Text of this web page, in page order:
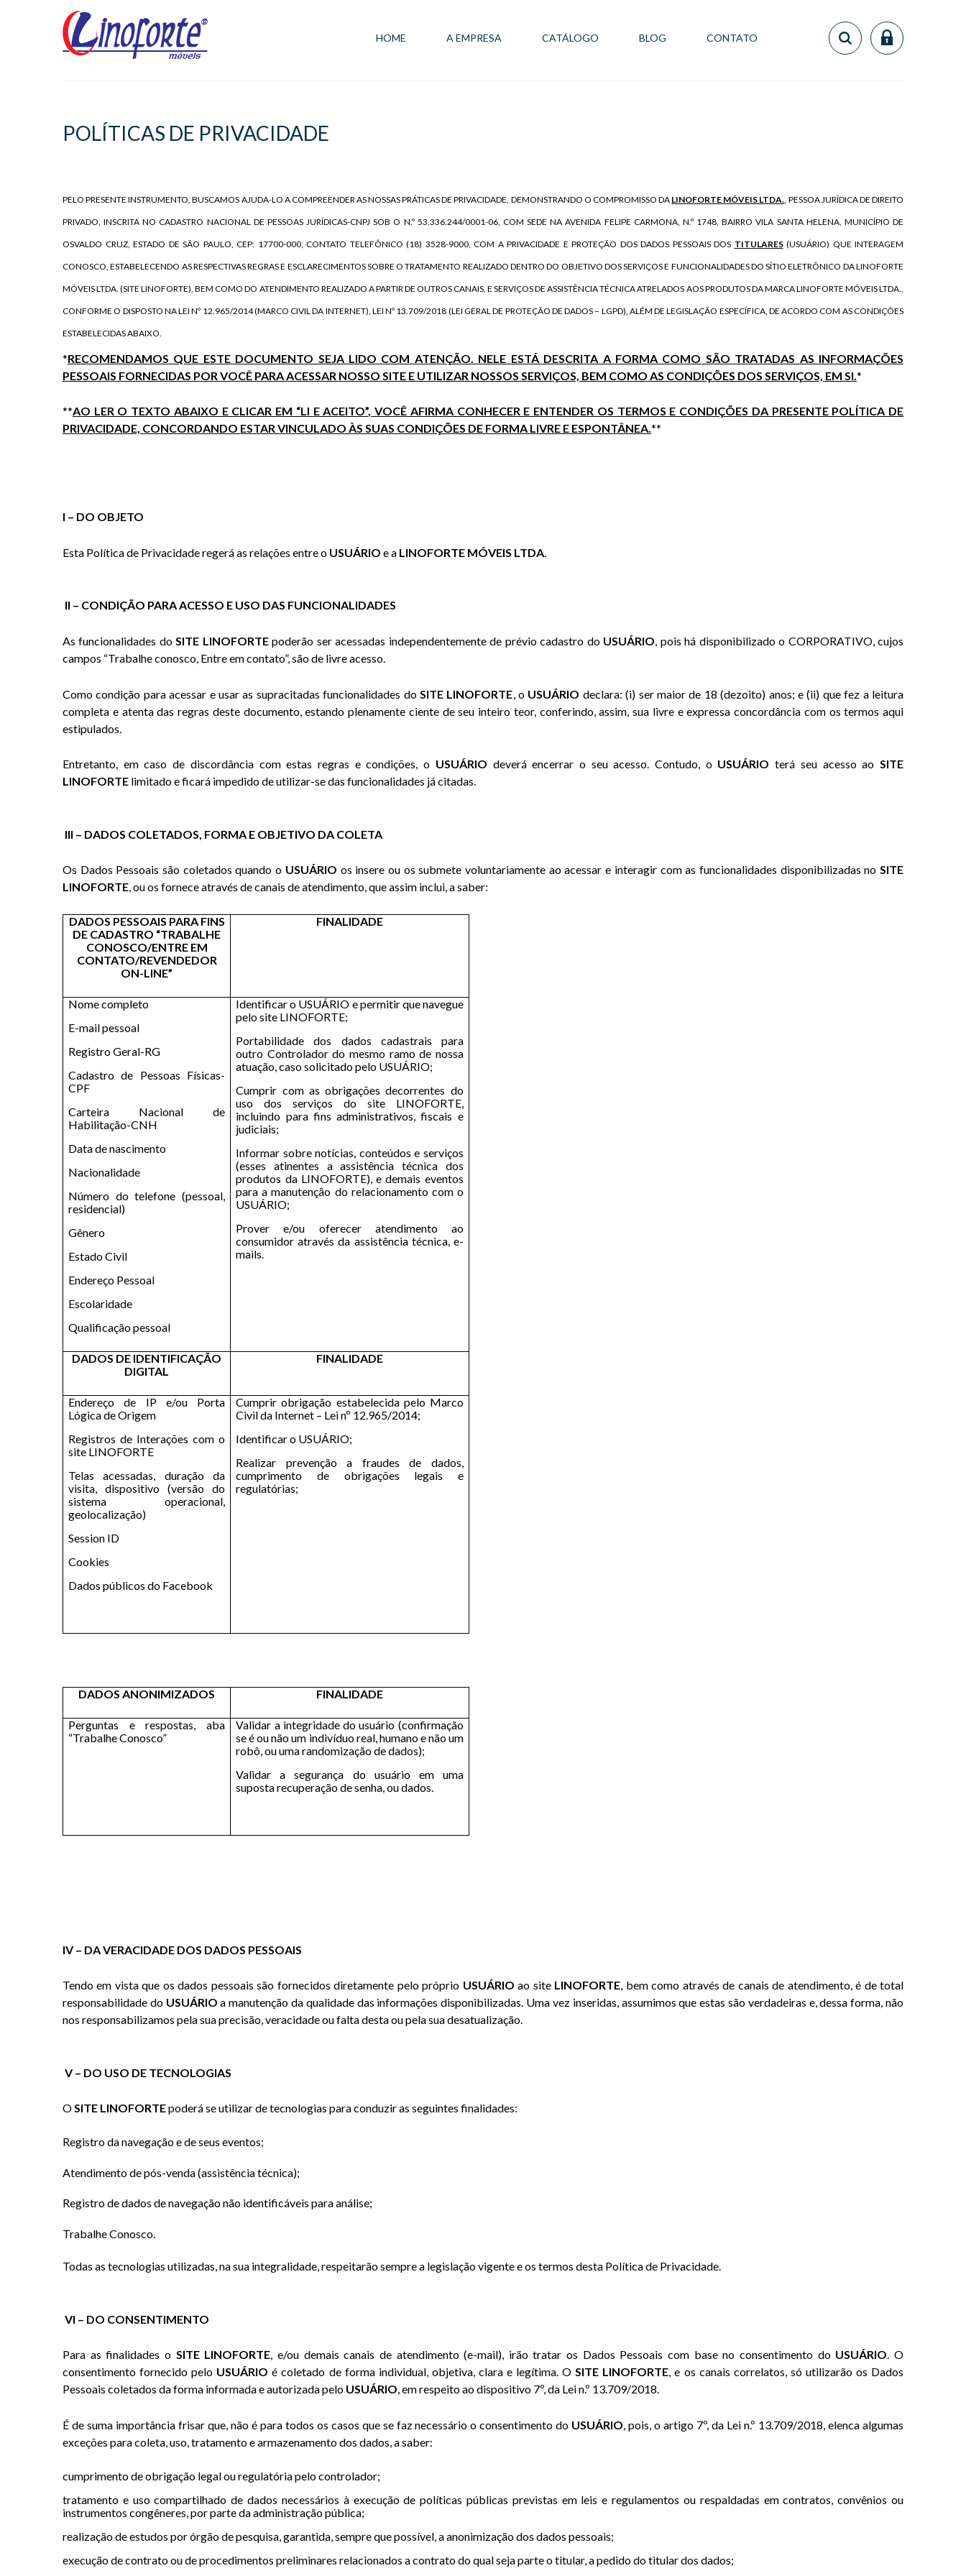
HOME A EMPRESA CATÁLOGO BLOG CONTATO
POLÍTICAS DE PRIVACIDADE
PELO PRESENTE INSTRUMENTO, BUSCAMOS AJUDA-LO A COMPREENDER AS NOSSAS PRÁTICAS DE PRIVACIDADE, DEMONSTRANDO O COMPROMISSO DA LINOFORTE MÓVEIS LTDA., PESSOA JURÍDICA DE DIREITO
PRIVADO, INSCRITA NO CADASTRO NACIONAL DE PESSOAS JURÍDICAS-CNPJ SOB O N.º 53.336.244/0001-06, COM SEDE NA AVENIDA FELIPE CARMONA, N.º 1748, BAIRRO VILA SANTA HELENA, MUNICÍPIO DE
OSVALDO CRUZ, ESTADO DE SÃO PAULO, CEP: 17700-000, CONTATO TELEFÔNICO (18) 3528-9000, COM A PRIVACIDADE E PROTEÇÃO DOS DADOS PESSOAISDOS TITULARES(USUÁRIO) QUE INTERAGEM
CONOSCO, ESTABELECENDO AS RESPECTIVAS REGRAS E ESCLARECIMENTOS SOBRE O TRATAMENTO REALIZADO DENTRO DO OBJETIVO DOS SERVIÇOS E FUNCIONALIDADES DOSÍTIO ELETRÔNICO DA LINOFORTE
MÓVEIS LTDA. (SITE LINOFORTE), BEM COMO DO ATENDIMENTO REALIZADO A PARTIR DE OUTROS CANAIS, E SERVIÇOS DE ASSISTÊNCIA TÉCNICA ATRELADOS AOS PRODUTOS DA MARCA LINOFORTE MÓVEIS LTDA.,
CONFORME O DISPOSTO NA LEI Nº 12.965/2014 (MARCO CIVIL DA INTERNET), LEI Nº 13.709/2018 (LEI GERAL DE PROTEÇÃO DE DADOS – LGPD), ALÉM DE LEGISLAÇÃO ESPECÍFICA, DE ACORDO COM AS CONDIÇÕES
ESTABELECIDAS ABAIXO.
*RECOMENDAMOS QUE ESTE DOCUMENTO SEJA LIDO COM ATENÇÃO. NELE ESTÁ DESCRITA A FORMA COMO SÃO TRATADAS AS INFORMAÇÕES
PESSOAIS FORNECIDAS POR VOCÊ PARA ACESSAR NOSSO SITE E UTILIZAR NOSSOS SERVIÇOS, BEM COMO AS CONDIÇÕES DOS SERVIÇOS, EM SI. *
**AO LER O TEXTO ABAIXO E CLICAR EM “LI E ACEITO”, VOCÊ AFIRMA CONHECER E ENTENDER OS TERMOS E CONDIÇÕES DA PRESENTE POLÍTICA DE
PRIVACIDADE, CONCORDANDO ESTAR VINCULADO ÀS SUAS CONDIÇÕES DE FORMA LIVRE E ESPONTÂNEA.**
I – DO OBJETO
Esta Política de Privacidade regerá as relações entre o USUÁRIO e a LINOFORTE MÓVEIS LTDA.
II – CONDIÇÃO PARA ACESSO E USO DAS FUNCIONALIDADES
As funcionalidades doSITE LINOFORTEpoderão ser acessadas independentemente de prévio cadastro do USUÁRIO, pois há disponibilizado o CORPORATIVO, cujos
campos “Trabalhe conosco, Entre em contato”, são de livre acesso.
Como condição para acessar e usar as supracitadas funcionalidades do SITE LINOFORTE , o USUÁRIO declara: (i) ser maior de 18 (dezoito) anos; e (ii) que fez a leitura
completa e atenta das regras deste documento, estando plenamente ciente de seu inteiro teor, conferindo, assim, sua livre e expressa concordância com os termos aqui
estipulados.
Entretanto, em caso de discordância com estas regras e condições, o USUÁRIO deverá encerrar o seu acesso. Contudo, o USUÁRIO terá seu acesso aoSITE
LINOFORTE limitado e ficará impedido de utilizar-se das funcionalidades já citadas.
III – DADOS COLETADOS, FORMA E OBJETIVO DA COLETA
Os Dados Pessoais são coletados quando o USUÁRIO os insere ou os submete voluntariamente ao acessar e interagir com as funcionalidades disponibilizadas noSITE
LINOFORTE, ou os fornece através de canais de atendimento, que assim inclui, a saber:
DADOS PESSOAIS PARA FINS
DE CADASTRO “TRABALHE
CONOSCO/ENTRE EM
CONTATO/REVENDEDOR
ON-LINE”
FINALIDADE
Nome completo
E-mail pessoal
Registro Geral-RG
Cadastro de Pessoas Físicas-
CPF
Carteira Nacional de
Habilitação-CNH
Data de nascimento
Nacionalidade
Número do telefone (pessoal,
residencial)
Gênero
Estado Civil
Endereço Pessoal
Escolaridade
Qualificação pessoal
Identificar o USUÁRIO e permitir que navegue
pelo site LINOFORTE;
Portabilidade dos dados cadastrais para
outro Controlador do mesmo ramo de nossa
atuação, caso solicitado pelo USUÁRIO;
Cumprir com as obrigações decorrentes do
uso dos serviços do site LINOFORTE,
incluindo para fins administrativos, fiscais e
judiciais;
Informar sobre notícias, conteúdos e serviços
(esses atinentes a assistência técnica dos
produtos da LINOFORTE), e demais eventos
para a manutenção do relacionamento com o
USUÁRIO;
Prover e/ou oferecer atendimento ao
consumidor através da assistência técnica, e-
mails.
DADOS DE IDENTIFICAÇÃO
DIGITAL
FINALIDADE
Endereço de IP e/ou Porta
Lógica de Origem
Registros de Interações com o
site LINOFORTE
Telas acessadas, duração da
visita, dispositivo (versão do
sistema operacional,
geolocalização)
Session ID
Cookies
Dados públicos do Facebook
Cumprir obrigação estabelecida pelo Marco
Civil da Internet – Lei nº 12.965/2014;
Identificar o USUÁRIO;
Realizar prevenção a fraudes de dados,
cumprimento de obrigações legais e
regulatórias;
DADOS ANONIMIZADOS FINALIDADE
Perguntas e respostas, aba
“Trabalhe Conosco”
Validar a integridade do usuário (confirmação
se é ou não um indivíduo real, humano e não um
robô, ou uma randomização de dados);
Validar a segurança do usuário em uma
suposta recuperação de senha, ou dados.
IV – DA VERACIDADE DOS DADOS PESSOAIS
Tendo em vista que os dados pessoais são fornecidos diretamente pelo próprio USUÁRIO ao site LINOFORTE, bem como através de canais de atendimento, é de total
responsabilidade do USUÁRIO a manutenção da qualidade das informações disponibilizadas. Uma vez inseridas, assumimos que estas são verdadeiras e, dessa forma, não
nos responsabilizamos pela sua precisão, veracidade ou falta desta ou pela sua desatualização.
V – DO USO DE TECNOLOGIAS
OSITE LINOFORTEpoderá se utilizar de tecnologias para conduzir as seguintes finalidades:
Registro da navegação e de seus eventos;
Atendimento de pós-venda (assistência técnica);
Registro de dados de navegação não identificáveis para análise;
Trabalhe Conosco.
Todas as tecnologias utilizadas, na sua integralidade, respeitarão sempre a legislação vigente e os termos desta Política de Privacidade.
VI – DO CONSENTIMENTO
Para as finalidades o SITE LINOFORTE, e/ou demais canais de atendimento (e-mail), irão tratar os Dados Pessoais com base no consentimento do USUÁRIO. O
consentimento fornecido pelo USUÁRIO é coletado de forma individual, objetiva, clara e legítima. OSITE LINOFORTE, e os canais correlatos, só utilizarão os Dados
Pessoais coletados da forma informada e autorizada pelo USUÁRIO, em respeito ao dispositivo 7º, da Lei n.º 13.709/2018.
É de suma importância frisar que, não é para todos os casos que se faz necessário o consentimento do USUÁRIO, pois, o artigo 7º, da Lei n.º 13.709/2018, elenca algumas
exceções para coleta, uso, tratamento e armazenamento dos dados, a saber:
cumprimento de obrigação legal ou regulatória pelo controlador;
tratamento e uso compartilhado de dados necessários à execução de políticas públicas previstas em leis e regulamentos ou respaldadas em contratos, convênios ou
instrumentos congêneres, por parte da administração pública;
realização de estudos por órgão de pesquisa, garantida, sempre que possível, a anonimização dos dados pessoais;
execução de contrato ou de procedimentos preliminares relacionados a contrato do qual seja parte o titular, a pedido do titular dos dados;